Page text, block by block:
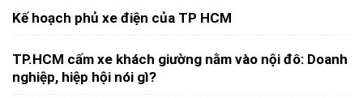
Kế hoạch phủ xe điện của TP HCM
TP.HCM cấm xe khách giường nằm vào nội đô: Doanh
nghiệp, hiệp hội nói gì?